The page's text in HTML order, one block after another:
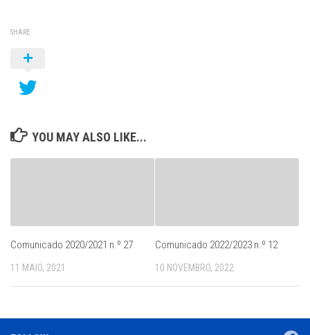
SHARE
YOU MAY ALSO LIKE...
Comunicado 2020/2021 n.º 27
11 MAIO, 2021
Comunicado 2022/2023 n.º 12
10 NOVEMBRO, 2022